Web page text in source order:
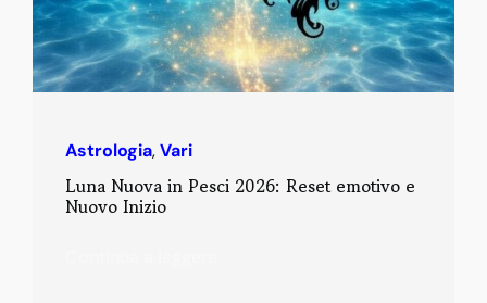
Astrologia,Vari
Luna Nuova in Pesci 2026: Reset emotivo e
Nuovo Inizio